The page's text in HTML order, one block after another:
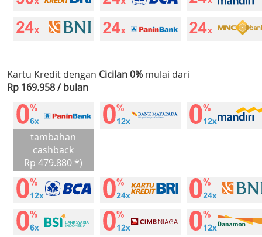
Kartu Kredit dengan Cicilan 0% mulai dari
Rp 169.958 / bulan
tambahan
cashback
Rp 479.880 *)